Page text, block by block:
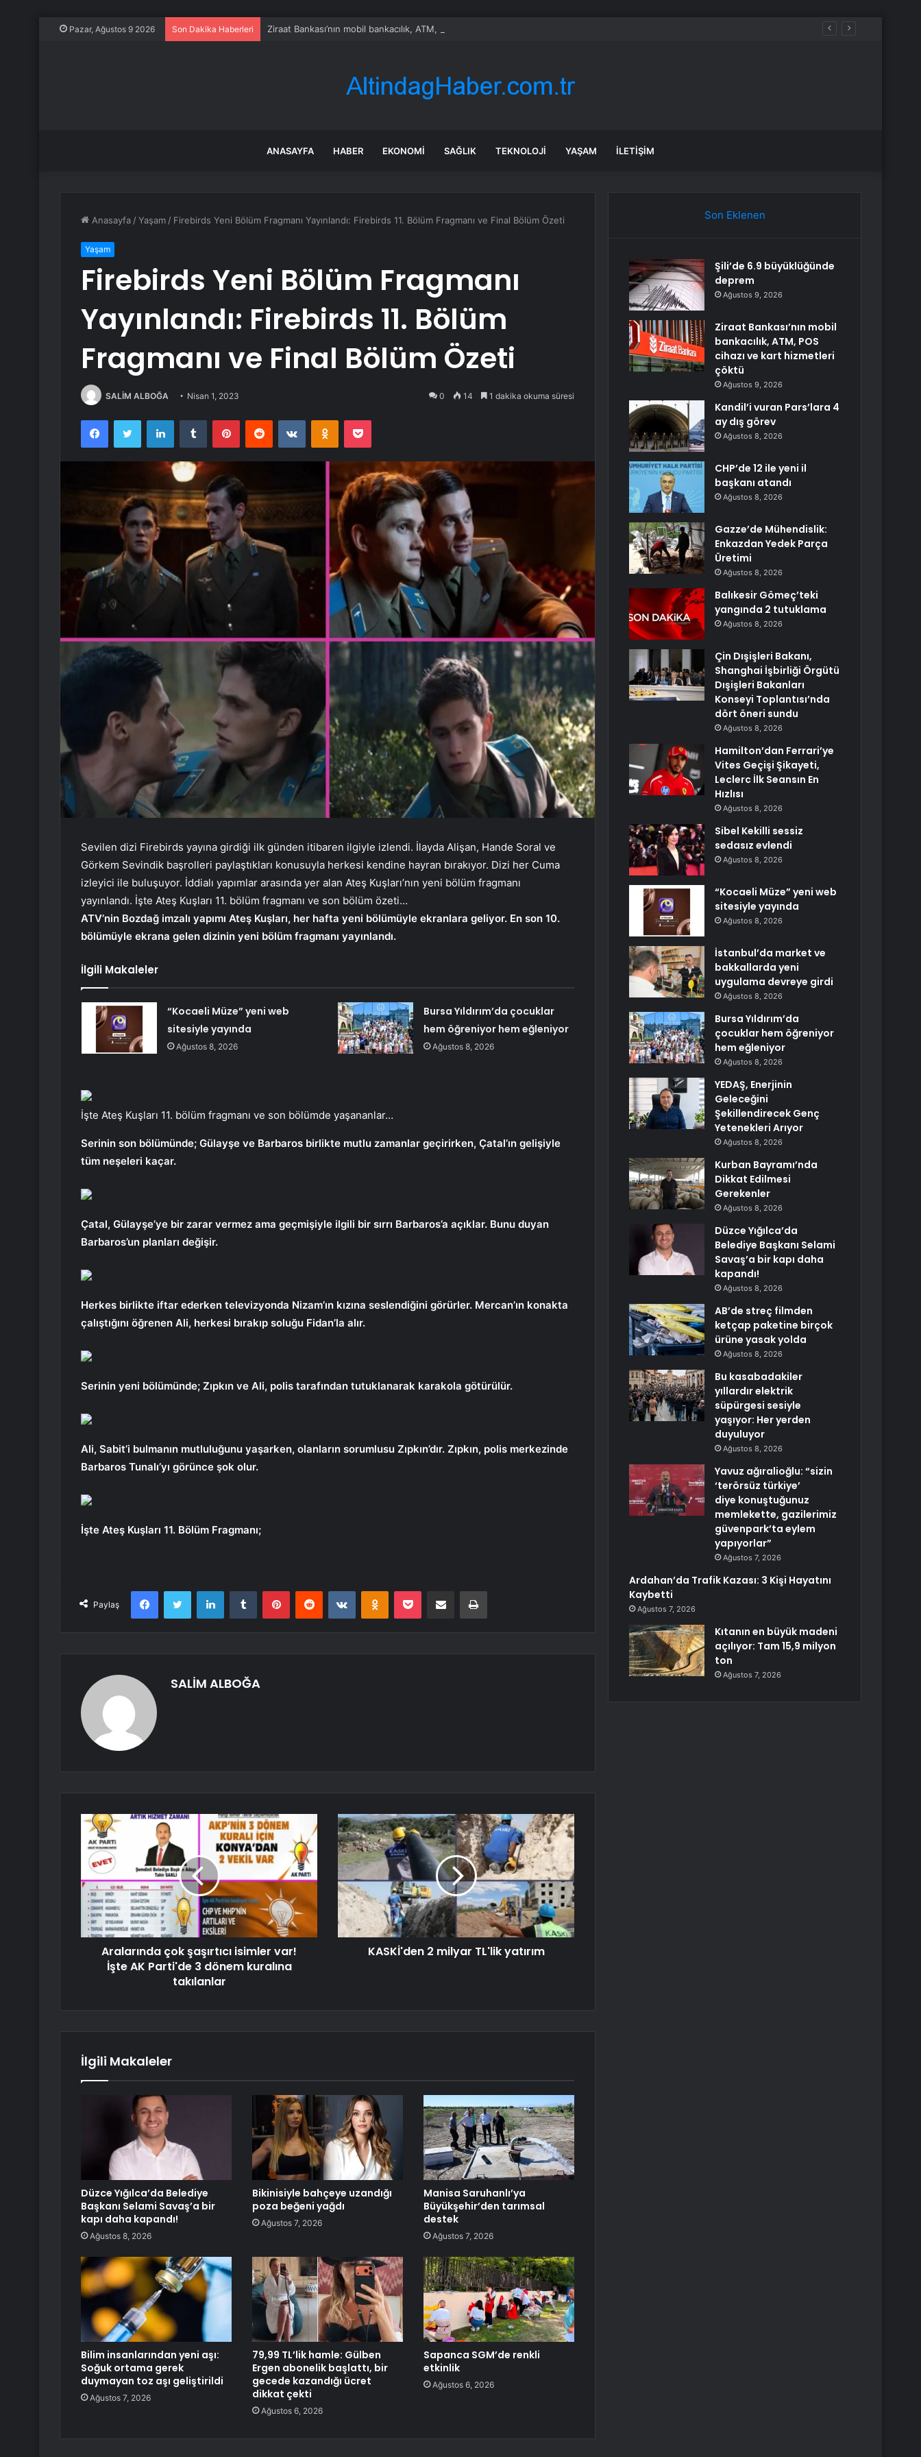
Pazar, Ağustos 9 2026 Son Dakika Haberleri Ziraat Bankası’nın mobil bankacılık, ATM, POS cihazı ve kart hizmetleri çöktü
ANASAYFA HABER EKONOMI SAĞLIK TEKNOLOJI YAŞAM İLETIŞIM
Anasayfa /Yaşam / Firebirds Yeni Bölüm Fragmanı Yayınlandı: Firebirds 11. Bölüm Fragmanı ve Final Bölüm Özeti
Yaşam
Firebirds Yeni Bölüm Fragmanı
Yayınlandı: Firebirds 11. Bölüm
Fragmanı ve Final Bölüm Özeti
SALİM ALBOĞA Nisan 1, 2023 0 14 1 dakika okuma süresi
FacebookTwitter LinkedInTumblr PinterestReddit VKontakteOdnoklassniki
Pocket
Sevilen dizi Firebirds yayına girdiği ilk günden itibaren ilgiyle izlendi. İlayda Alişan, Hande Soral ve
Görkem Sevindik başrolleri paylaştıkları konusuyla herkesi kendine hayran bırakıyor. Dizi her Cuma
izleyici ile buluşuyor. İddialı yapımlar arasında yer alan Ateş Kuşları’nın yeni bölüm fragmanı
yayınlandı. İşte Ateş Kuşları 11. bölüm fragmanı ve son bölüm özeti…
ATV’nin Bozdağ imzalı yapımı Ateş Kuşları, her hafta yeni bölümüyle ekranlara geliyor. En son 10.
bölümüyle ekrana gelen dizinin yeni bölüm fragmanı yayınlandı.
İlgili Makaleler
“Kocaeli Müze” yeni web
sitesiyle yayında
Ağustos 8, 2026
Bursa Yıldırım’da çocuklar
hem öğreniyor hem eğleniyor
Ağustos 8, 2026
İşte Ateş Kuşları 11. bölüm fragmanı ve son bölümde yaşananlar…
Serinin son bölümünde; Gülayşe ve Barbaros birlikte mutlu zamanlar geçirirken, Çatal’ın gelişiyle
tüm neşeleri kaçar.
Çatal, Gülayşe’ye bir zarar vermez ama geçmişiyle ilgili bir sırrı Barbaros’a açıklar. Bunu duyan
Barbaros’un planları değişir.
Herkes birlikte iftar ederken televizyonda Nizam’ın kızına seslendiğini görürler. Mercan’ın konakta
çalıştığını öğrenen Ali, herkesi bırakıp soluğu Fidan’la alır.
Serinin yeni bölümünde; Zıpkın ve Ali, polis tarafından tutuklanarak karakola götürülür.
Ali, Sabit’i bulmanın mutluluğunu yaşarken, olanların sorumlusu Zıpkın’dır. Zıpkın, polis merkezinde
Barbaros Tunalı’yı görünce şok olur.
İşte Ateş Kuşları 11. Bölüm Fragmanı;
Paylaş
FacebookTwitter LinkedInTumblr PinterestReddit VKontakteOdnoklassniki
Pocket E-Posta ile paylaş Yazdır
SALİM ALBOĞA
Aralarında çok şaşırtıcı isimler var!
İşte AK Parti'de 3 dönem kuralına
takılanlar
KASKİ'den 2 milyar TL'lik yatırım
İlgili Makaleler
Düzce Yığılca’da Belediye
Başkanı Selami Savaş’a bir
kapı daha kapandı!
Ağustos 8, 2026
Bikinisiyle bahçeye uzandığı
poza beğeni yağdı
Ağustos 7, 2026
Manisa Saruhanlı’ya
Büyükşehir’den tarımsal
destek
Ağustos 7, 2026
Bilim insanlarından yeni aşı:
Soğuk ortama gerek
duymayan toz aşı geliştirildi
Ağustos 7, 2026
79,99 TL’lik hamle: Gülben
Ergen abonelik başlattı, bir
gecede kazandığı ücret
dikkat çekti
Ağustos 6, 2026
Sapanca SGM’de renkli
etkinlik
Ağustos 6, 2026
Son Eklenen
Şili’de 6.9 büyüklüğünde
deprem
Ağustos 9, 2026
Ziraat Bankası’nın mobil
bankacılık, ATM, POS
cihazı ve kart hizmetleri
çöktü
Ağustos 9, 2026
Kandil’i vuran Pars’lara 4
ay dış görev
Ağustos 8, 2026
CHP’de 12 ile yeni il
başkanı atandı
Ağustos 8, 2026
Gazze’de Mühendislik:
Enkazdan Yedek Parça
Üretimi
Ağustos 8, 2026
Balıkesir Gömeç’teki
yangında 2 tutuklama
Ağustos 8, 2026
Çin Dışişleri Bakanı,
Shanghai İşbirliği Örgütü
Dışişleri Bakanları
Konseyi Toplantısı’nda
dört öneri sundu
Ağustos 8, 2026
Hamilton’dan Ferrari’ye
Vites Geçişi Şikayeti,
Leclerc İlk Seansın En
Hızlısı
Ağustos 8, 2026
Sibel Kekilli sessiz
sedasız evlendi
Ağustos 8, 2026
“Kocaeli Müze” yeni web
sitesiyle yayında
Ağustos 8, 2026
İstanbul’da market ve
bakkallarda yeni
uygulama devreye girdi
Ağustos 8, 2026
Bursa Yıldırım’da
çocuklar hem öğreniyor
hem eğleniyor
Ağustos 8, 2026
YEDAŞ, Enerjinin
Geleceğini
Şekillendirecek Genç
Yetenekleri Arıyor
Ağustos 8, 2026
Kurban Bayramı’nda
Dikkat Edilmesi
Gerekenler
Ağustos 8, 2026
Düzce Yığılca’da
Belediye Başkanı Selami
Savaş’a bir kapı daha
kapandı!
Ağustos 8, 2026
AB’de streç filmden
ketçap paketine birçok
ürüne yasak yolda
Ağustos 8, 2026
Bu kasabadakiler
yıllardır elektrik
süpürgesi sesiyle
yaşıyor: Her yerden
duyuluyor
Ağustos 8, 2026
Yavuz ağıralioğlu: “sizin
‘terörsüz türkiye’
diye konuştuğunuz
memlekette, gazilerimiz
güvenpark’ta eylem
yapıyorlar”
Ağustos 7, 2026
Ardahan’da Trafik Kazası: 3 Kişi Hayatını
Kaybetti
Ağustos 7, 2026
Kıtanın en büyük madeni
açılıyor: Tam 15,9 milyon
ton
Ağustos 7, 2026